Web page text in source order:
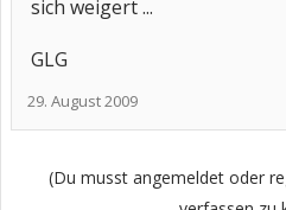
sich weigert ...
GLG
29. August 2009
(Du musst angemeldet oder